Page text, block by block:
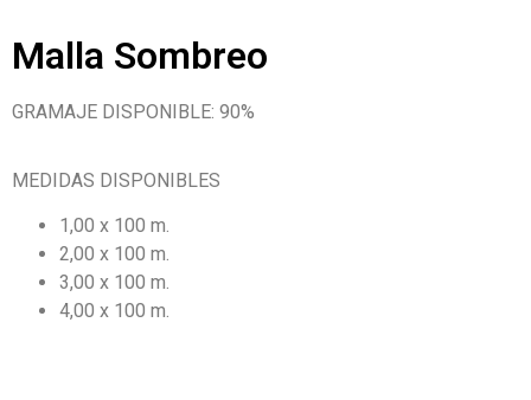
Malla Sombreo
GRAMAJE DISPONIBLE: 90%
MEDIDAS DISPONIBLES
1,00 x 100 m.
2,00 x 100 m.
3,00 x 100 m.
4,00 x 100 m.